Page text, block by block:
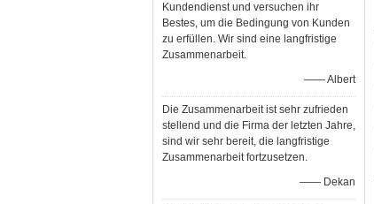
Kundendienst und versuchen ihr
Bestes, um die Bedingung von Kunden
zu erfüllen. Wir sind eine langfristige
Zusammenarbeit.
—— Albert
Die Zusammenarbeit ist sehr zufrieden
stellend und die Firma der letzten Jahre,
sind wir sehr bereit, die langfristige
Zusammenarbeit fortzusetzen.
—— Dekan